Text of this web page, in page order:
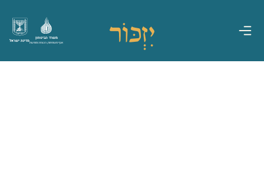
מדינת ישראל
משרד הביטחון
אגף משפחות, הנצחה ומורשת